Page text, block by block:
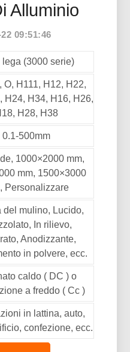
Alluminio
09:51:46
lega (3000 serie)
O, H111, H12, H22,
H24, H34, H16, H26,
H28, H38
0.1-500mm
1000×2000 mm,
mm, 1500×3000
Personalizzare
del mulino, Lucido,
In rilievo,
Anodizzante,
in polvere, ecc.
caldo ( DC ) o
a freddo ( Cc )
in lattina, auto,
confezione, ecc.